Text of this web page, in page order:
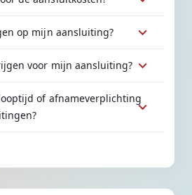
op mijn aansluiting?
voor mijn aansluiting?
of afnameverplichting